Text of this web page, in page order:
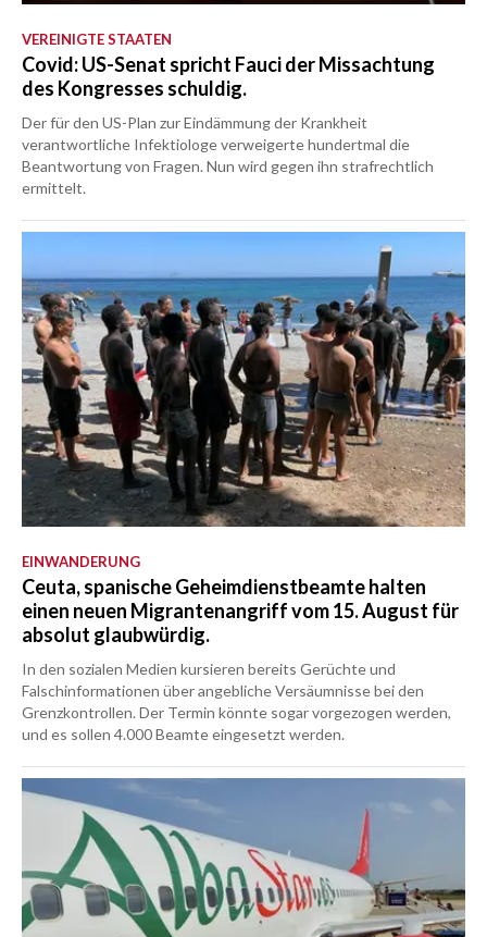
VEREINIGTE STAATEN
Covid: US-Senat spricht Fauci der Missachtung
des Kongresses schuldig.
Der für den US-Plan zur Eindämmung der Krankheit
verantwortliche Infektiologe verweigerte hundertmal die
Beantwortung von Fragen. Nun wird gegen ihn strafrechtlich
ermittelt.
EINWANDERUNG
Ceuta, spanische Geheimdienstbeamte halten
einen neuen Migrantenangriff vom 15. August für
absolut glaubwürdig.
In den sozialen Medien kursieren bereits Gerüchte und
Falschinformationen über angebliche Versäumnisse bei den
Grenzkontrollen. Der Termin könnte sogar vorgezogen werden,
und es sollen 4.000 Beamte eingesetzt werden.